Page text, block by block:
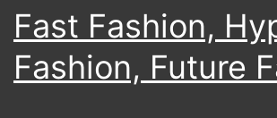
Fast Fashion,
Fashion, Future